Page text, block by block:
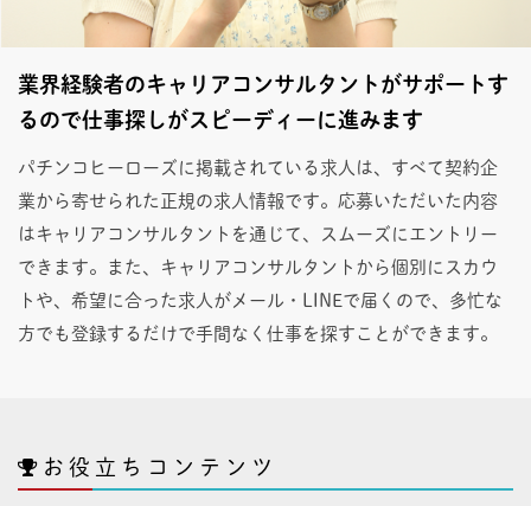
業界経験者のキャリアコンサルタントがサポートす
るので仕事探しがスピーディーに進みます
パチンコヒーローズに掲載されている求人は、すべて契約企
業から寄せられた正規の求人情報です。応募いただいた内容
はキャリアコンサルタントを通じて、スムーズにエントリー
できます。また、キャリアコンサルタントから個別にスカウ
トや、希望に合った求人がメール・LINEで届くので、多忙な
方でも登録するだけで手間なく仕事を探すことができます。
お役立ちコンテンツ